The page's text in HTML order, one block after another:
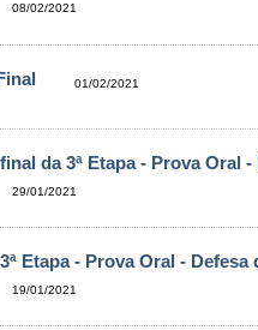
08/02/2021
01/02/2021
da 3ª Etapa - Prova Oral
29/01/2021
Etapa - Prova Oral - Defesa
19/01/2021